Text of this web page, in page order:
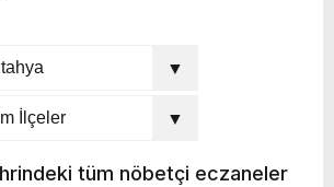
tüm nöbetçi eczaneler